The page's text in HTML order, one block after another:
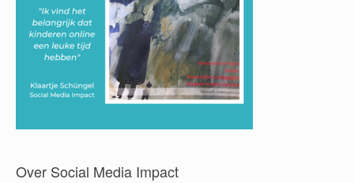
Over Social Media Impact